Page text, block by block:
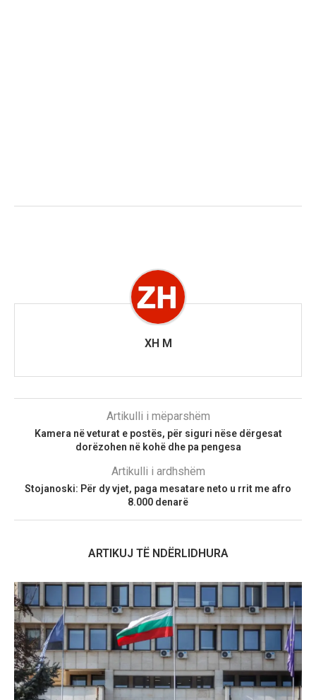
XH M
Artikulli i mëparshëm
Kamera në veturat e postës, për siguri nëse dërgesat
dorëzohen në kohë dhe pa pengesa
Artikulli i ardhshëm
Stojanoski: Për dy vjet, paga mesatare neto u rrit me afro
8.000 denarë
ARTIKUJ TË NDËRLIDHURA